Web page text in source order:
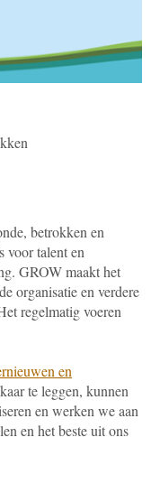
betrokken en
voor talent en
GROW maakt het
organisatie en verdere
regelmatig voeren
en
te leggen, kunnen
en werken we aan
en het beste uit ons